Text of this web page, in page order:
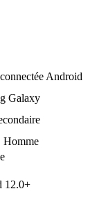
Android
Galaxy
Homme
12.0+